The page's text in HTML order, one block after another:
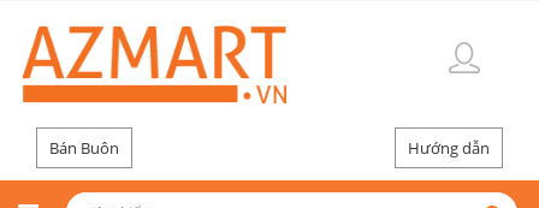
Bán Buôn Hướng dẫn